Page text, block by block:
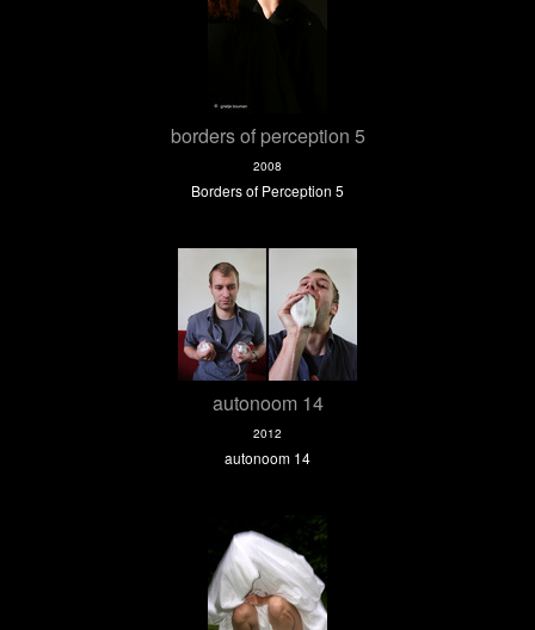
borders of perception 5
2008
Borders of Perception 5
autonoom 14
2012
autonoom 14